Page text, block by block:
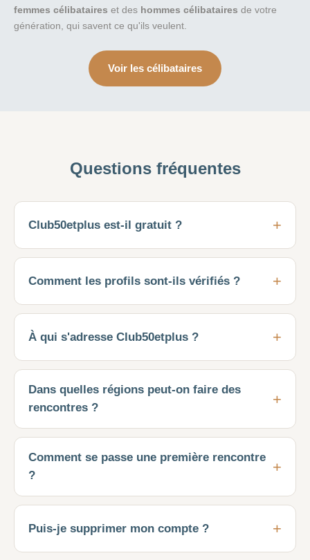
femmes célibataires et des hommes célibataires de votre
génération, qui savent ce qu'ils veulent.
Voir les célibataires
Questions fréquentes
Club50etplus est-il gratuit ?
Comment les profils sont-ils vérifiés ?
À qui s'adresse Club50etplus ?
Dans quelles régions peut-on faire des
rencontres ?
Comment se passe une première rencontre
?
Puis-je supprimer mon compte ?